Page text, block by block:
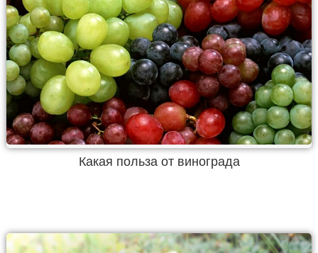
Какая польза от винограда